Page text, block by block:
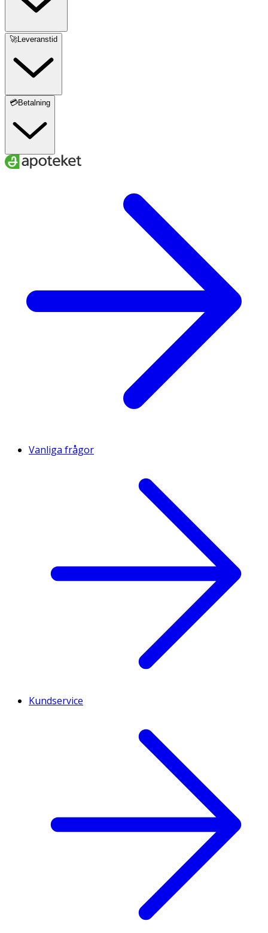
🚀Leveranstid
💳Betalning
Vanliga frågor
Kundservice